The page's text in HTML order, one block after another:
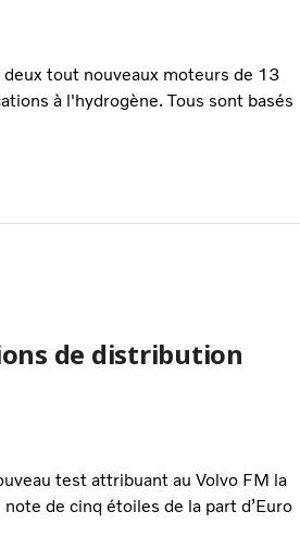
tout nouveaux moteurs de 13
à l'hydrogène. Tous sont basés
de distribution
test attribuant au Volvo FM la
de cinq étoiles de la part d’Euro